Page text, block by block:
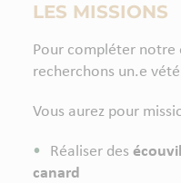
LES MISSIONS
Pour compléter notre
recherchons un.e
Vous aurez pour
Réaliser des
canard